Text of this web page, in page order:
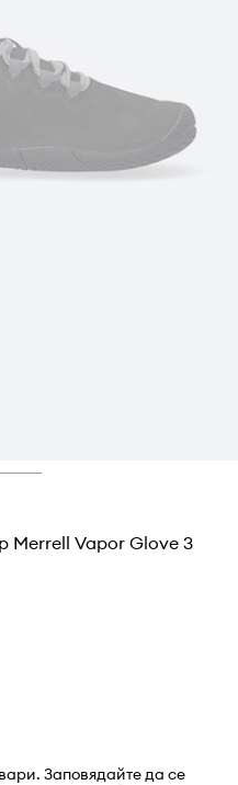
Merrell Vapor Glove 3
Заповядайте да се